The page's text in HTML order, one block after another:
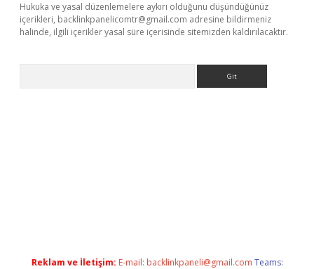
Hukuka ve yasal düzenlemelere aykırı olduğunu düşündüğünüz
içerikleri, backlinkpanelicomtr@gmail.com adresine bildirmeniz
halinde, ilgili içerikler yasal süre içerisinde sitemizden kaldırılacaktır.
Reklam ve İletişim: E-mail: backlinkpaneli@gmail.com Teams: